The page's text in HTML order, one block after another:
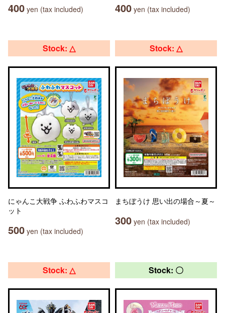
400 yen (tax included) 400 yen (tax included)
Stock: △
にゃんこ大戦争 ふわふわマスコ
ット
500 yen (tax included)
Stock: △
まちぼうけ 思い出の場合～夏～
300 yen (tax included)
Stock: △ Stock: 〇